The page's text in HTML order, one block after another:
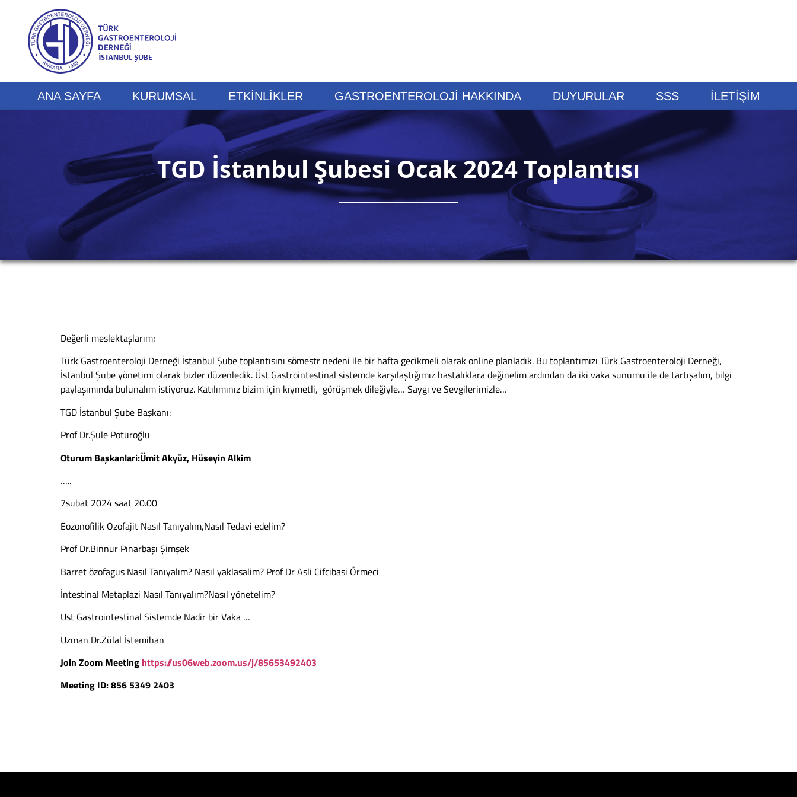
ANA SAYFA KURUMSAL ETKİNLİKLER GASTROENTEROLOJİ HAKKINDA DUYURULAR SSS İLETİŞİM
TGD İstanbul Şubesi Ocak 2024 Toplantısı
Değerli meslektaşlarım;
Türk Gastroenteroloji Derneği İstanbul Şube toplantısını sömestr nedeni ile bir hafta gecikmeli olarak online planladık. Bu toplantımızı Türk Gastroenteroloji Derneği,
İstanbul Şube yönetimi olarak bizler düzenledik. Üst Gastrointestinal sistemde karşılaştığımız hastalıklara değinelim ardından da iki vaka sunumu ile de tartışalım, bilgi
paylaşımında bulunalım istiyoruz. Katılımınız bizim için kıymetli, görüşmek dileğiyle… Saygı ve Sevgilerimizle…
TGD İstanbul Şube Başkanı:
Prof Dr.Şule Poturoğlu
Oturum Başkanlari:Ümit Akyüz, Hüseyin Alkim
…..
7subat 2024 saat 20.00
Eozonofilik Ozofajit Nasıl Tanıyalım,Nasıl Tedavi edelim?
Prof Dr.Binnur Pınarbaşı Şimşek
Barret özofagus Nasıl Tanıyalım? Nasıl yaklasalim? Prof Dr Asli Cifcibasi Örmeci
İntestinal Metaplazi Nasıl Tanıyalım?Nasıl yönetelim?
Ust Gastrointestinal Sistemde Nadir bir Vaka …
Uzman Dr.Zülal İstemihan
Join Zoom Meeting https://us06web.zoom.us/j/85653492403
Meeting ID: 856 5349 2403